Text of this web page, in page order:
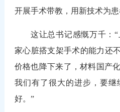
开展手术带教，用新技术为患
这让总书记感慨万千：
家心脏搭支架手术的能力还
价格也降下来了，材料国产
我们有了很大的进步，要
好。”